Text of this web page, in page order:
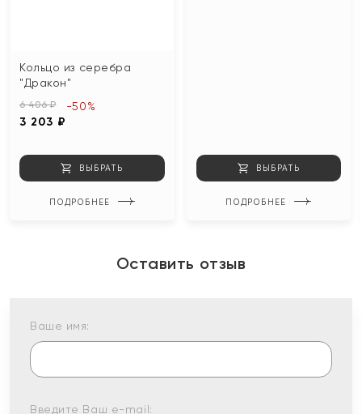
Кольцо из серебра
"Дракон"
6 406 ₽
3 203 ₽
-50%
ВЫБРАТЬ
ПОДРОБНЕЕ
ВЫБРАТЬ
ПОДРОБНЕЕ
Оставить отзыв
Ваше имя:
Введите Ваш e-mail: